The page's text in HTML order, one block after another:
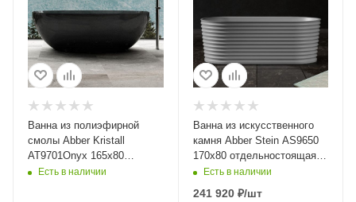
Ванна из полиэфирной
смолы Abber Kristall
AT9701Onyx 165х80
отдельностоящая овальная
Есть в наличии
Ванна из искусственного
камня Abber Stein AS9650
170х80 отдельностоящая
овальная с ножками
Есть в наличии
241 920₽/шт